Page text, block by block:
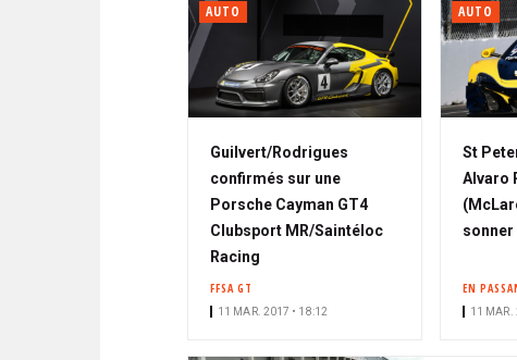
AUTO
Guilvert/Rodrigues
confirmés sur une
Porsche Cayman GT4
Clubsport MR/Saintéloc
Racing
FFSA GT
11 MAR. 2017 • 18:12
AUTO
St
Alvaro
sonner
EN
11 MAR.